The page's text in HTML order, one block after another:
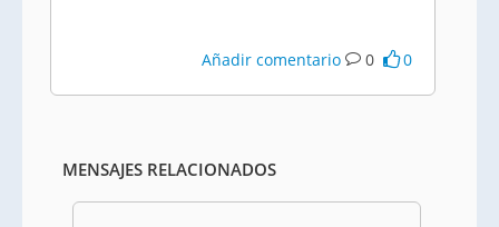
Añadir comentario 0 0
MENSAJES RELACIONADOS